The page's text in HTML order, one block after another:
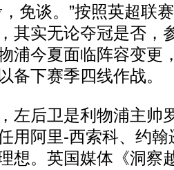
免谈。”按照英超联
其实无论夺冠是否，
浦今夏面临阵容变更
备下赛季四线作战。
后卫是利物浦主帅
用阿里-西索科、约
想。英国媒体《洞察